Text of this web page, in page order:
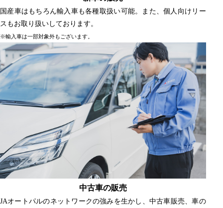
国産車はもちろん輸入車も各種取扱い可能。また、個人向けリー
スもお取り扱いしております。
※輸入車は一部対象外もございます。
中古車の販売
JAオートパルのネットワークの強みを生かし、中古車販売、車の